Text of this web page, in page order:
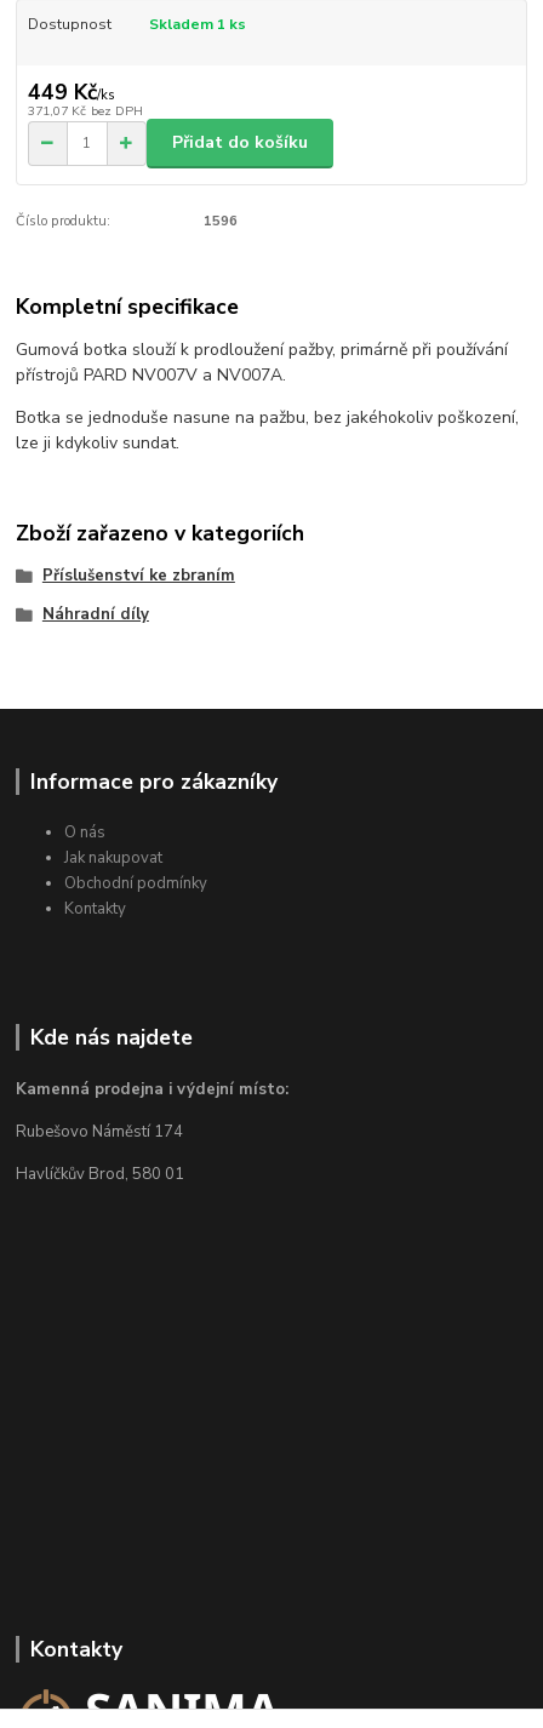
Dostupnost Skladem 1 ks
449 Kč/ks
371,07 Kč bez DPH
Přidat do košíku
Číslo produktu: 1596
Kompletní specifikace
Gumová botka slouží k prodloužení pažby, primárně při používání
přístrojů PARD NV007V a NV007A.
Botka se jednoduše nasune na pažbu, bez jakéhokoliv poškození,
lze ji kdykoliv sundat.
Zboží zařazeno v kategoriích
Příslušenství ke zbraním
Náhradní díly
Informace pro zákazníky
O nás
Jak nakupovat
Obchodní podmínky
Kontakty
Kde nás najdete
Kamenná prodejna i výdejní místo:
Rubešovo Náměstí 174
Havlíčkův Brod, 580 01
Kontakty